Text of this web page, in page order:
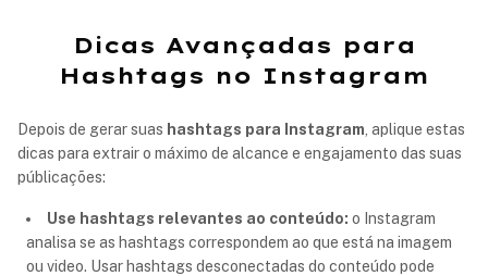
Dicas Avançadas para
Hashtags no Instagram
Depois de gerar suas hashtags para Instagram , aplique estas
dicas para extrair o máximo de alcance e engajamento das suas
públicações:
Use hashtags relevantes ao conteúdo: o Instagram
analisa se as hashtags correspondem ao que está na imagem
ou video. Usar hashtags desconectadas do conteúdo pode